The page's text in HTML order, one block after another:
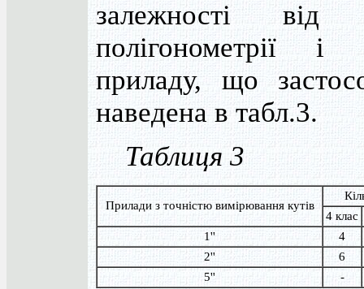
залежності від
полігонометрії і
приладу, що
наведена в табл.3.
Таблиця 3
Прилади з точністю вимірювання кутів
4 клас
1''
4
2''
6
5''
-